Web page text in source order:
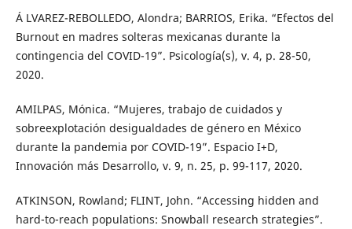
Á LVAREZ-REBOLLEDO, Alondra; BARRIOS, Erika. “Efectos del
Burnout en madres solteras mexicanas durante la
contingencia del COVID-19”. Psicología(s), v. 4, p. 28-50,
2020.
AMILPAS, Mónica. “Mujeres, trabajo de cuidados y
sobreexplotación desigualdades de género en México
durante la pandemia por COVID-19”. Espacio I+D,
Innovación más Desarrollo, v. 9, n. 25, p. 99-117, 2020.
ATKINSON, Rowland; FLINT, John. “Accessing hidden and
hard-to-reach populations: Snowball research strategies”.